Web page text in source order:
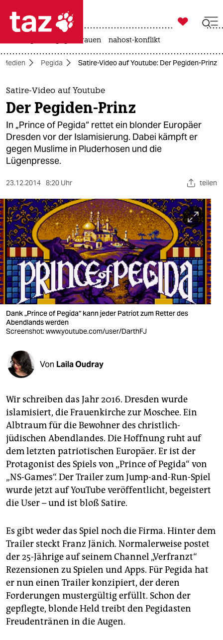
 taz zahl ich
taz zahl ich
themen
politik
öko
gesellschaft
kultur
sport
berlin
nord
wahrheit
verlag
verlag
veranstaltungen
shop
fragen & hilfe
abo
genossenschaft
epaper login

taz zahl ich
gewalt gegen frauen nahost-konflikt
Medien Pegida Satire-Video auf Youtube: Der Pegiden-Prinz
Satire-Video auf Youtube
Der Pegiden-Prinz
In „Prince of Pegida“ rettet ein blonder Europäer
Dresden vor der Islamisierung. Dabei kämpft er
gegen Muslime in Pluderhosen und die
Lügenpresse.
23.12.2014 8:20 Uhr teilen
Dank „Prince of Pegida“ kann jeder Patriot zum Retter des
Abendlands werden
Screenshot: www.youtube.com/user/DarthFJ
Von Laila Oudray
Wir schreiben das Jahr 2016. Dresden wurde
islamisiert, die Frauenkirche zur Moschee. Ein
Albtraum für die Bewohner des christlich-
jüdischen Abendlandes. Die Hoffnung ruht auf
dem letzten patriotischen Europäer. Er ist der
Protagonist des Spiels von „Prince of Pegida“ von
„NS-Games“. Der Trailer zum Jump-and-Run-Spiel
wurde jetzt auf YouTube veröffentlicht, begeistert
die User – und ist bloß Satire.
Es gibt weder das Spiel noch die Firma. Hinter dem
Trailer steckt Franz Jänich. Normalerweise postet
der 25-Jährige auf seinem Channel „Verfranzt“
Rezensionen zu Spielen und Apps. Für Pegida hat
er nun einen Trailer konzipiert, der deren
Forderungen mustergültig erfüllt. Schon der
gepflegte, blonde Held treibt den Pegidasten
Freudentränen in die Augen.